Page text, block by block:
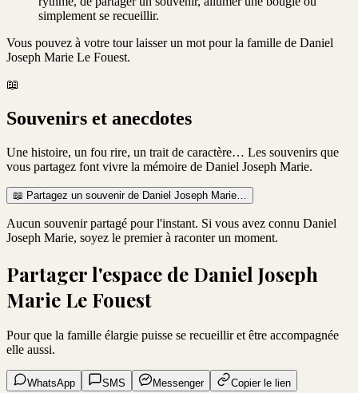
simplement se recueillir.
Vous pouvez à votre tour laisser un mot pour la famille de Daniel
Joseph Marie Le Fouest.
📖
Souvenirs et anecdotes
Une histoire, un fou rire, un trait de caractère… Les souvenirs que
vous partagez font vivre la mémoire de Daniel Joseph Marie.
📖 Partagez un souvenir de Daniel Joseph Marie…
Aucun souvenir partagé pour l'instant. Si vous avez connu Daniel
Joseph Marie, soyez le premier à raconter un moment.
Partager l'espace de Daniel Joseph
Marie Le Fouest
Pour que la famille élargie puisse se recueillir et être accompagnée
elle aussi.
WhatsApp SMS Messenger Copier le lien